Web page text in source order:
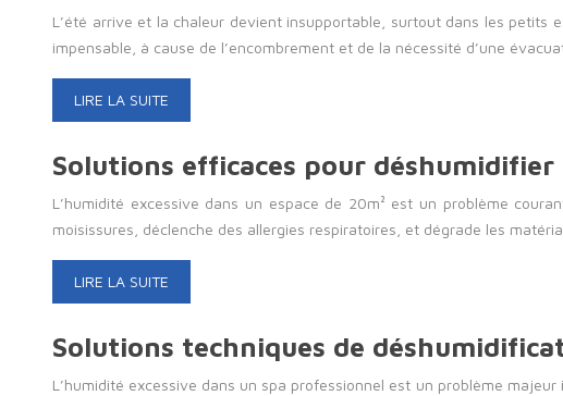
L’été arrive et la chaleur devient insupportable, surtout dans les petits
impensable, à cause de l’encombrement et de la nécessité d’une
LIRE LA SUITE
Solutions efficaces pour déshumidifier
L’humidité excessive dans un espace de 20m² est un problème
moisissures, déclenche des allergies respiratoires, et dégrade les
LIRE LA SUITE
Solutions techniques de
L’humidité excessive dans un spa professionnel est un problème